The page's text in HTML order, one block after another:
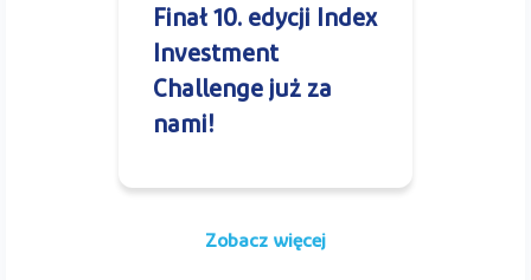
Finał 10. edycji Index
Investment
Challenge już za
nami!
Zobacz więcej